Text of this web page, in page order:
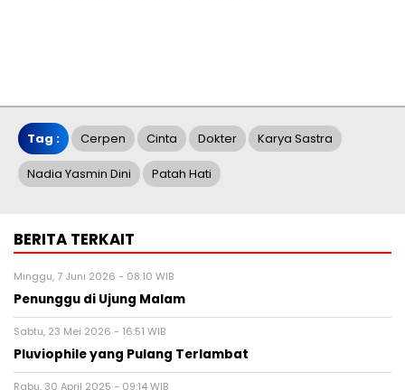
Tag : Cerpen Cinta Dokter Karya Sastra
Nadia Yasmin Dini Patah Hati
BERITA TERKAIT
Minggu, 7 Juni 2026 - 08:10 WIB
Penunggu di Ujung Malam
Sabtu, 23 Mei 2026 - 16:51 WIB
Pluviophile yang Pulang Terlambat
Rabu, 30 April 2025 - 09:14 WIB